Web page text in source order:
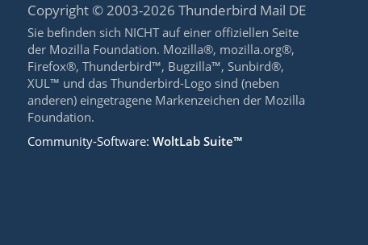
Copyright © 2003-2026 Thunderbird Mail DE
Sie befinden sich NICHT auf einer offiziellen Seite
der Mozilla Foundation. Mozilla®, mozilla.org®,
Firefox®, Thunderbird™, Bugzilla™, Sunbird®,
XUL™ und das Thunderbird-Logo sind (neben
anderen) eingetragene Markenzeichen der Mozilla
Foundation.
Community-Software:WoltLab Suite™